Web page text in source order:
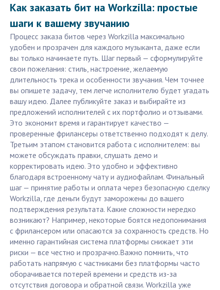
Как заказать бит на Workzilla: простые
шаги к вашему звучанию
Процесс заказа битов через Workzilla максимально
удобен и прозрачен для каждого музыканта, даже если
вы только начинаете путь. Шаг первый — сформулируйте
свои пожелания: стиль, настроение, желаемую
длительность трека и особенности звучания. Чем точнее
вы опишете задачу, тем легче исполнителю будет угадать
вашу идею. Далее публикуйте заказ и выбирайте из
предложений исполнителей с их портфолио и отзывами.
Это экономит время и гарантирует качество —
проверенные фрилансеры ответственно подходят к делу.
Третьим этапом становится работа с исполнителем: вы
можете обсуждать правки, слушать демо и
корректировать идею. Это удобно и эффективно
благодаря встроенному чату и аудиофайлам. Финальный
шаг — принятие работы и оплата через безопасную сделку
Workzilla, где деньги будут заморожены до вашего
подтверждения результата. Какие сложности нередко
возникают? Например, некоторые боятся недопонимания
с фрилансером или опасаются за сохранность средств. Но
именно гарантийная система платформы снижает эти
риски — все честно и прозрачно.Важно помнить, что
работать напрямую с частниками без платформы часто
оборачивается потерей времени и средств из-за
отсутствия договора и обратной связи. Workzilla уже